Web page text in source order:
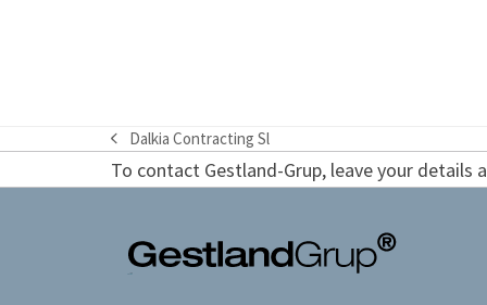
previous
post:
Dalkia Contracting Sl
To contact Gestland-Grup, leave your details